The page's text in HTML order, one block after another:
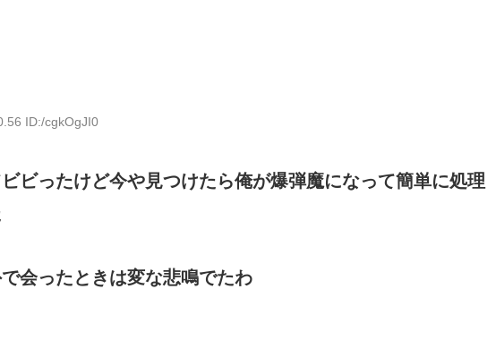
ID:/cgkOgJI0
ビったけど今や見つけたら俺が爆弾魔になって簡単に処理
会ったときは変な悲鳴でたわ